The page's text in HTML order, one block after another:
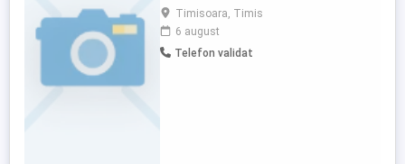
electronice ale autobuzelor și îți dorești un
loc de muncă stabil, te așteptăm în echipa
noastră! Ce vei face: Diagnostichezi și
remediezi defecțiunile electrice și
Timisoara, Timis
6 august
Telefon validat